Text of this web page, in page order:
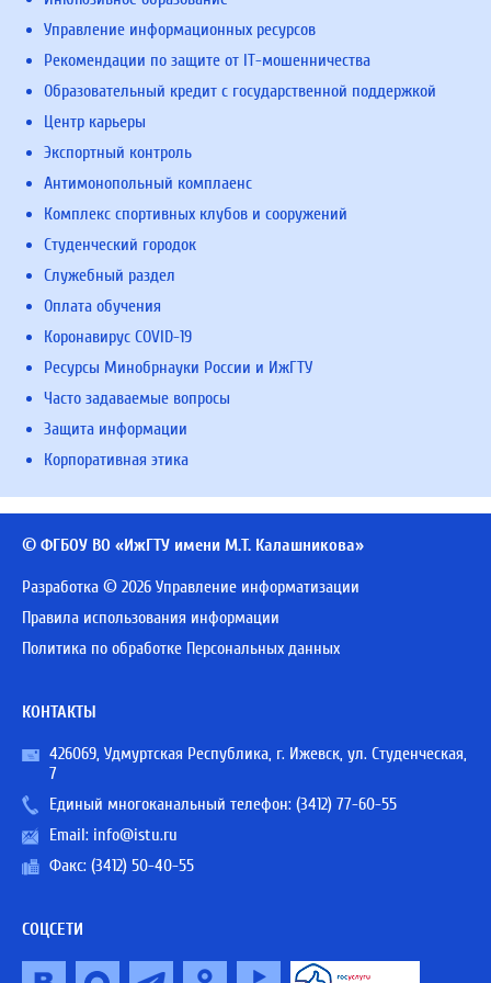
Управление информационных ресурсов
Рекомендации по защите от IT-мошенничества
Образовательный кредит с государственной поддержкой
Центр карьеры
Экспортный контроль
Антимонопольный комплаенс
Комплекс спортивных клубов и сооружений
Студенческий городок
Служебный раздел
Оплата обучения
Коронавирус COVID-19
Ресурсы Минобрнауки России и ИжГТУ
Часто задаваемые вопросы
Защита информации
Корпоративная этика
© ФГБОУ ВО «ИжГТУ имени М.Т. Калашникова»
Разработка © 2026 Управление информатизации
Правила использования информации
Политика по обработке Персональных данных
КОНТАКТЫ
426069, Удмуртская Республика, г. Ижевск, ул. Студенческая,
7
Единый многоканальный телефон: (3412) 77-60-55
Email: info@istu.ru
Факс: (3412) 50-40-55
СОЦСЕТИ